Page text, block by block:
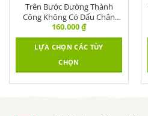
Trên Bước Đường Thành
Công Không Có Dấu Chân
Của Kẻ Lười Biếng | VPBR-135
160.000₫
LỰA CHỌN CÁC TÙY
CHỌN